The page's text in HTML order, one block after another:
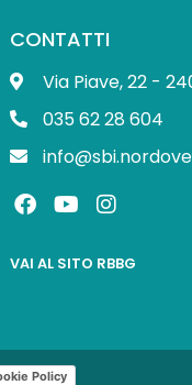
CONTATTI
Via Piave, 22 -
035 62 28 604
F
a
e
k
Y
o
t
I
n
t
a
VAI AL SITO RBBG
Policy